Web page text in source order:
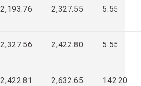
2,193.76 2,327.55 5.55
2,327.56 2,422.80 5.55
2,422.81 2,632.65 142.20